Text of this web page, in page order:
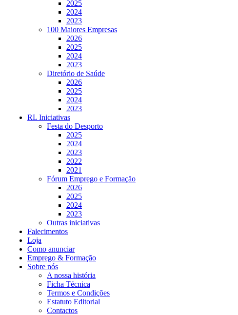
2025
2024
2023
100 Maiores Empresas
2026
2025
2024
2023
Diretório de Saúde
2026
2025
2024
2023
RL Iniciativas
Festa do Desporto
2025
2024
2023
2022
2021
Fórum Emprego e Formação
2026
2025
2024
2023
Outras iniciativas
Falecimentos
Loja
Como anunciar
Emprego & Formação
Sobre nós
A nossa história
Ficha Técnica
Termos e Condições
Estatuto Editorial
Contactos